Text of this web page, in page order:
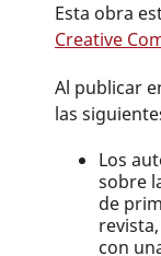
Esta obra
Creative
Al publicar
las
Los
sobre
de
con